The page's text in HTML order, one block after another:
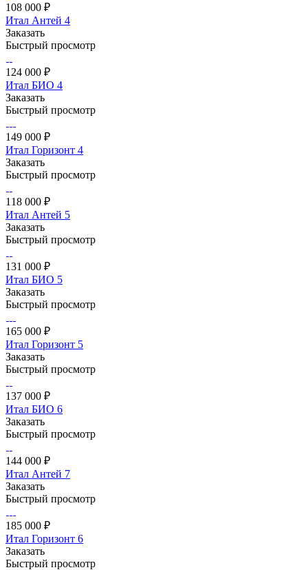
108 000 ₽
Итал Антей 4
Заказать
Быстрый просмотр
124 000 ₽
Итал БИО 4
Заказать
Быстрый просмотр
149 000 ₽
Итал Горизонт 4
Заказать
Быстрый просмотр
118 000 ₽
Итал Антей 5
Заказать
Быстрый просмотр
131 000 ₽
Итал БИО 5
Заказать
Быстрый просмотр
165 000 ₽
Итал Горизонт 5
Заказать
Быстрый просмотр
137 000 ₽
Итал БИО 6
Заказать
Быстрый просмотр
144 000 ₽
Итал Антей 7
Заказать
Быстрый просмотр
185 000 ₽
Итал Горизонт 6
Заказать
Быстрый просмотр